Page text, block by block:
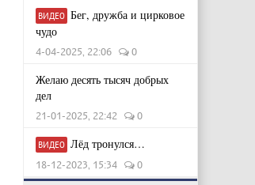
ВИДЕО Бег, дружба и цирковое
чудо
4-04-2025, 22:06 0
Желаю десять тысяч добрых
дел
21-01-2025, 22:42 0
ВИДЕО Лёд тронулся…
18-12-2023, 15:34 0